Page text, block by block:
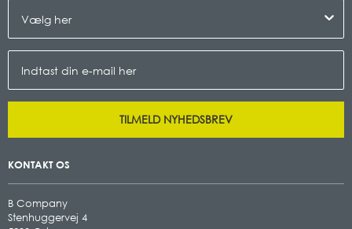
TILMELD NYHEDSBREV
KONTAKT OS
B Company
Stenhuggervej 4